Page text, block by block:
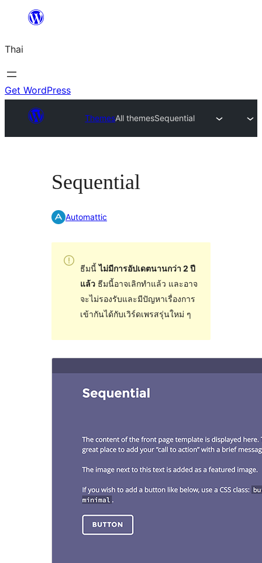
ยัง
เนื้อหา
Thai
Get WordPress
ThemesAll themesSequential
Sequential
Automattic
ธีมนี้ไม่มีการอัปเดตนานกว่า 2 ปี
แล้วธีมนี้อาจเลิกทำแล้ว และอาจ
จะไม่รองรับและมีปัญหาเรื่องการ
เข้ากันได้กับเวิร์ดเพรสรุ่นใหม่ ๆ